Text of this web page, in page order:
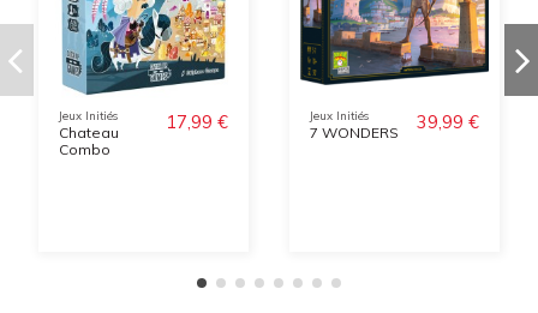
Jeux Initiés
Chateau
Combo
17,99 € Jeux Initiés
7 WONDERS 39,99 €